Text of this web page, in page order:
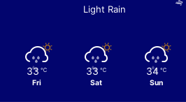
Light Rain
33 ℃
Fri
33 ℃
Sat
34 ℃
Sun